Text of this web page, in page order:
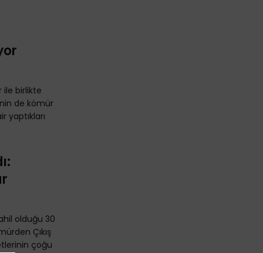
ile birlikte
de kömür
yaptıkları
olduğu 30
Çıkış
çoğu